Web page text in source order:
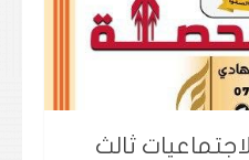
ثالث